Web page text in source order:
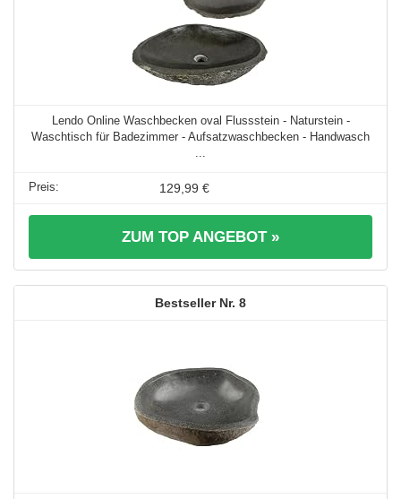
Lendo Online Waschbecken oval Flussstein - Naturstein -
Waschtisch für Badezimmer - Aufsatzwaschbecken - Handwasch
129,99 €
ZUM TOP ANGEBOT »
8